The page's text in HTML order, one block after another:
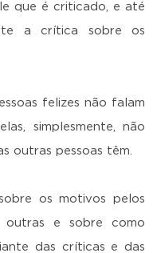
que é criticado, e até
a crítica sobre os
felizes não falam
simplesmente, não
outras pessoas têm.
os motivos pelos
outras e sobre como
das críticas e das